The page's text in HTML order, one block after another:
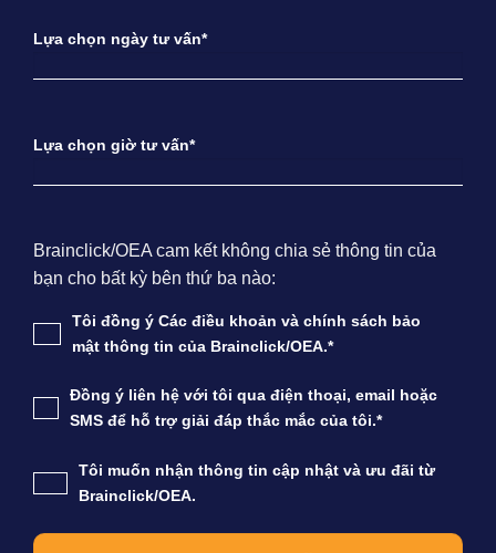
Lựa chọn ngày tư vấn*
Lựa chọn giờ tư vấn*
Brainclick/OEA cam kết không chia sẻ thông tin của
bạn cho bất kỳ bên thứ ba nào:
Tôi đồng ý Các điều khoản và chính sách bảo
mật thông tin của Brainclick/OEA.*
Đồng ý liên hệ với tôi qua điện thoại, email hoặc
SMS để hỗ trợ giải đáp thắc mắc của tôi.*
Tôi muốn nhận thông tin cập nhật và ưu đãi từ
Brainclick/OEA.